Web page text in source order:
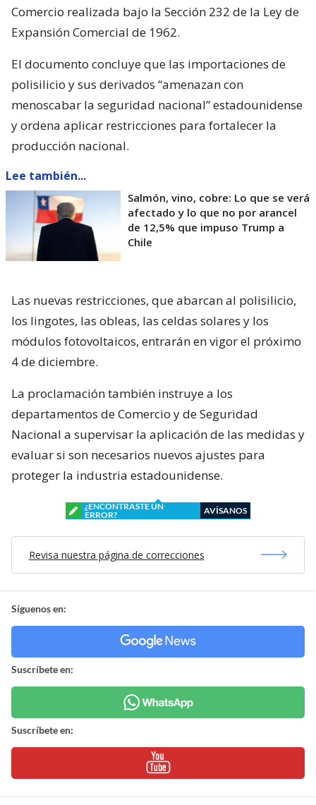
Comercio realizada bajo la Sección 232 de la Ley de
Expansión Comercial de 1962.
El documento concluye que las importaciones de
polisilicio y sus derivados “amenazan con
menoscabar la seguridad nacional” estadounidense
y ordena aplicar restricciones para fortalecer la
producción nacional.
Lee también...
Salmón, vino, cobre: Lo que se verá
afectado y lo que no por arancel
de 12,5% que impuso Trump a
Chile
Las nuevas restricciones, que abarcan al polisilicio,
los lingotes, las obleas, las celdas solares y los
módulos fotovoltaicos, entrarán en vigor el próximo
4 de diciembre.
La proclamación también instruye a los
departamentos de Comercio y de Seguridad
Nacional a supervisar la aplicación de las medidas y
evaluar si son necesarios nuevos ajustes para
proteger la industria estadounidense.
¿ENCONTRASTE UN
ERROR?
AVÍSANOS
Revisa nuestra página de correcciones
Síguenos en:
Suscríbete en:
Suscríbete en: